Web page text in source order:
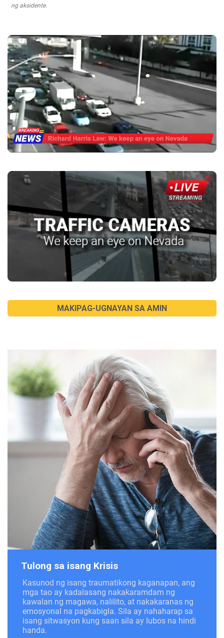
ng aksidente.
MAKIPAG-UGNAYAN SA AMIN
Tulong sa isang Krisis
Kasunod ng isang traumatikong kaganapan, ang
mga tao ay kadalasang nakakaramdam ng
kawalan ng magawa, nalilito, at nakakaranas ng
emosyonal na pagkabigla. Sila ay nahaharap sa
isang sitwasyon kung saan sila ay lubos na hindi
handa.